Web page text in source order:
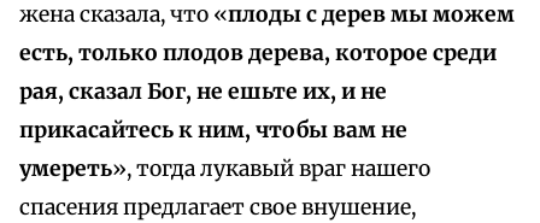
жена сказала, что «плоды с дерев мы можем
есть, только плодов дерева, которое среди
рая, сказал Бог, не ешьте их, и не
прикасайтесь к ним, чтобы вам не
умереть», тогда лукавый враг нашего
спасения предлагает свое внушение,